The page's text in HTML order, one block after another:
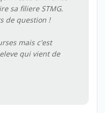
sa filiere STMG.
de question !
mais c'est
qui vient de